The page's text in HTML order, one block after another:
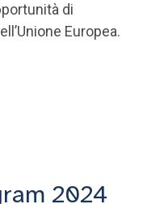
offerto a